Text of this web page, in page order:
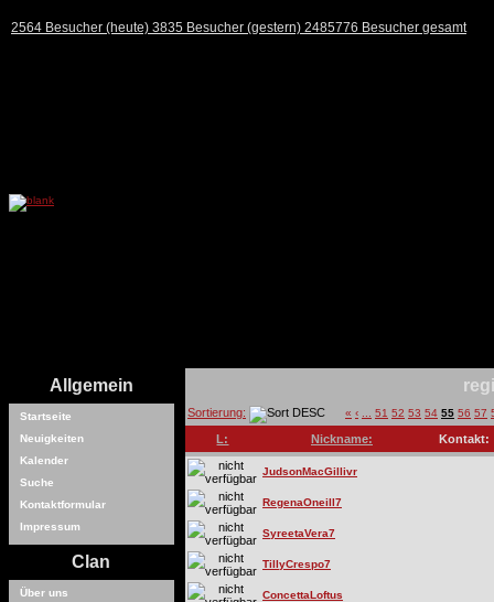
2564 Besucher (heute) 3835 Besucher (gestern) 2485776 Besucher gesamt
Allgemein
Startseite
Neuigkeiten
Kalender
Suche
Kontaktformular
Impressum
Clan
Über uns
Sortierung: « ‹ 51 52 53 54 55 56 57
L: Nickname: Kontakt:
JudsonMacGillivr
RegenaOneill7
SyreetaVera7
TillyCrespo7
ConcettaLoftus